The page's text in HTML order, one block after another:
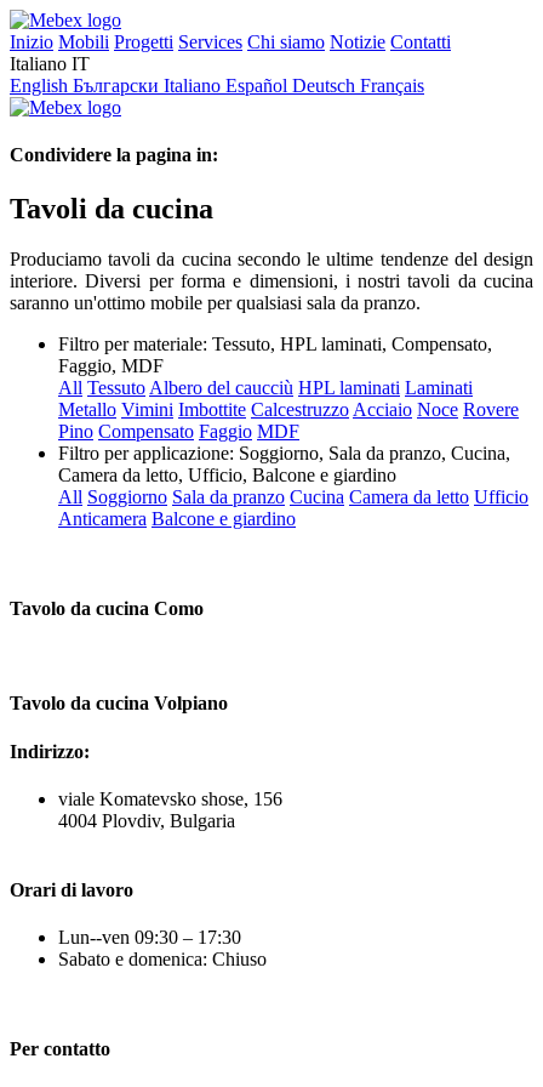
Inizio Mobili Progetti Services Chi siamo Notizie Contatti
Italiano IT
English Български Italiano Español Deutsch Français
Condividere la pagina in:
Tavoli da cucina
Produciamo tavoli da cucina secondo le ultime tendenze del design
interiore. Diversi per forma e dimensioni, i nostri tavoli da cucina
saranno un'ottimo mobile per qualsiasi sala da pranzo.
Filtro per materiale: Tessuto, HPL laminati, Compensato,
Faggio, MDF
All TessutoAlbero del caucciù HPL laminati Laminati
Metallo Vimini Imbottite CalcestruzzoAcciaio Noce Rovere
Pino Compensato Faggio MDF
Filtro per applicazione: Soggiorno, Sala da pranzo, Cucina,
Camera da letto, Ufficio, Balcone e giardino
All Soggiorno Sala da pranzo Cucina Camera da letto Ufficio
Anticamera Balcone e giardino
Tavolo da cucina Como
Tavolo da cucina Volpiano
Indirizzo:
viale Komatevsko shose, 156
4004 Plovdiv, Bulgaria
Orari di lavoro
Lun--ven 09:30 – 17:30
Sabato e domenica: Chiuso
Per contatto